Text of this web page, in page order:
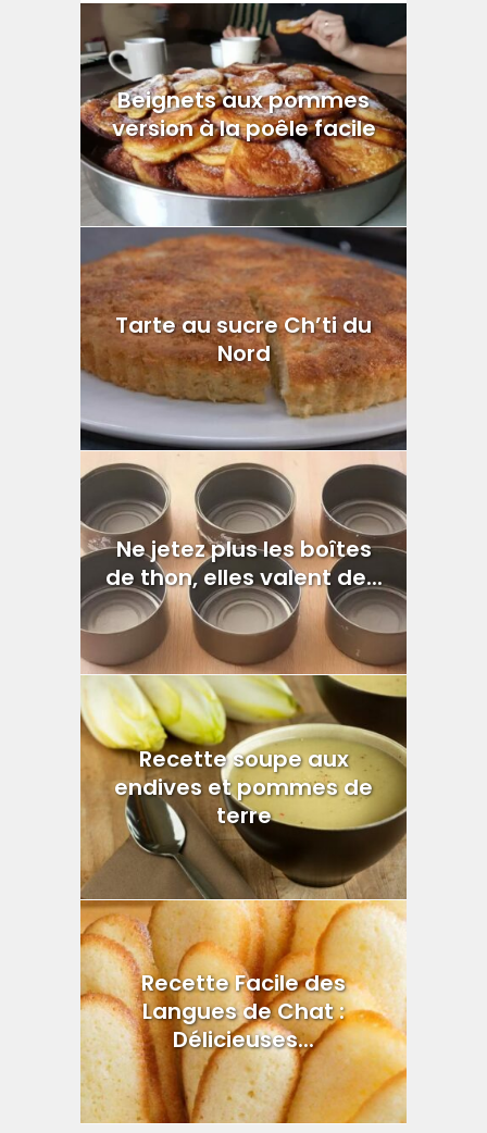
Beignets aux pommes
version à la poêle facile
Tarte au sucre Ch’ti du
Nord
Ne jetez plus les boîtes
de thon, elles valent de...
Recette soupe aux
endives et pommes de
terre
Recette Facile des
Langues de Chat :
Délicieuses...